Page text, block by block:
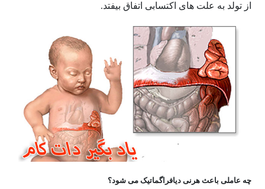
از تولد به علت های اکتسابی اتفاق بیفتد.
چه عاملی باعث هرنی دیافراگماتیک می شود؟